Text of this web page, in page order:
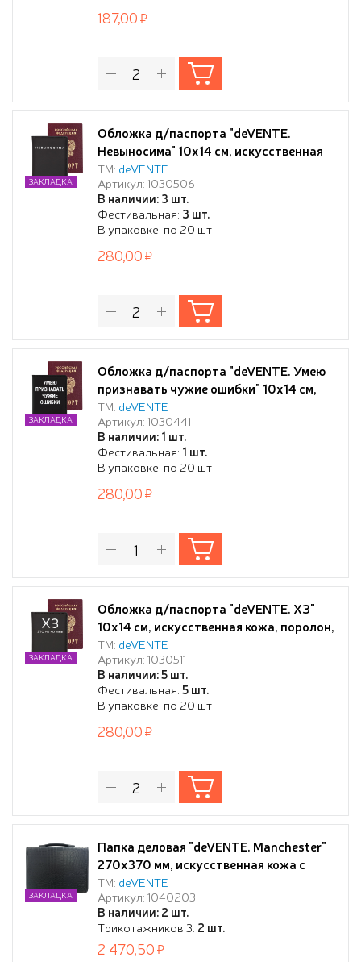
187,00
Обложка д/паспорта "deVENTE.
Невыносима" 10x14 см, искусственная
кожа, поролон, шелкография,
отстрочка, 3 отделения для визиток, в
пластиковом пакете с европодвесом
ТМ: deVENTE
Артикул: 1030506
В наличии: 3 шт.
Фестивальная: 3 шт.
В упаковке: по 20 шт
ЗАКЛАДКА
280,00
Обложка д/паспорта "deVENTE. Умею
признавать чужие ошибки" 10x14 см,
искусственная кожа, поролон,
шелкография, отстрочка, 3 отделения
для визиток, в пластиковом пакете с
европодвесом
ТМ: deVENTE
Артикул: 1030441
В наличии: 1 шт.
Фестивальная: 1 шт.
В упаковке: по 20 шт
ЗАКЛАДКА
280,00
Обложка д/паспорта "deVENTE. ХЗ"
10x14 см, искусственная кожа, поролон,
шелкография, отстрочка, 3 отделения
для визиток, в пластиковом пакете с
европодвесом
ТМ: deVENTE
Артикул: 1030511
В наличии: 5 шт.
Фестивальная:5 шт.
В упаковке: по 20 шт
ЗАКЛАДКА
280,00
Папка деловая "deVENTE. Manchester"
270x370 мм, искусственная кожа с
фактурой под крокодила, ручка-
трансформер, 2 откидных клапана на
кнопке, большой карман на молнии, 6
отделений для документов, визиток и 2
кармана для ручек, на молнии, черная
ТМ: deVENTE
Артикул: 1040203
В наличии: 2 шт.
Трикотажников 3: 2 шт.
ЗАКЛАДКА
2 470,50